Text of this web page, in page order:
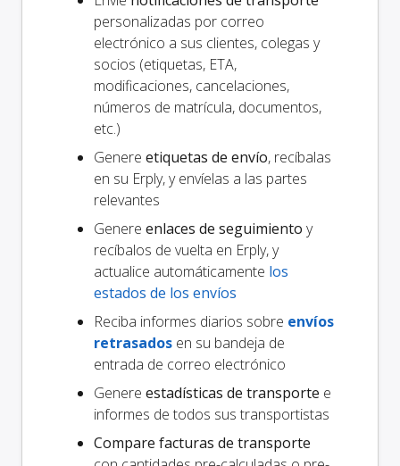
personalizadas por correo
electrónico a sus clientes, colegas y
socios (etiquetas, ETA,
modificaciones, cancelaciones,
números de matrícula, documentos,
etc.)
Genere etiquetas de envío, recíbalas
en su Erply, y envíelas a las partes
relevantes
Genere enlaces de seguimiento y
recíbalos de vuelta en Erply, y
actualice automáticamente los
estados de los envíos
Reciba informes diarios sobre envíos
retrasados en su bandeja de
entrada de correo electrónico
Genere estadísticas de transporte e
informes de todos sus transportistas
Compare facturas de transporte